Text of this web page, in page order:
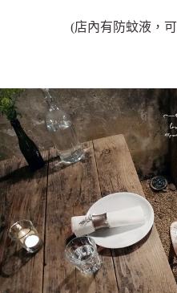
(店內有防蚊液，